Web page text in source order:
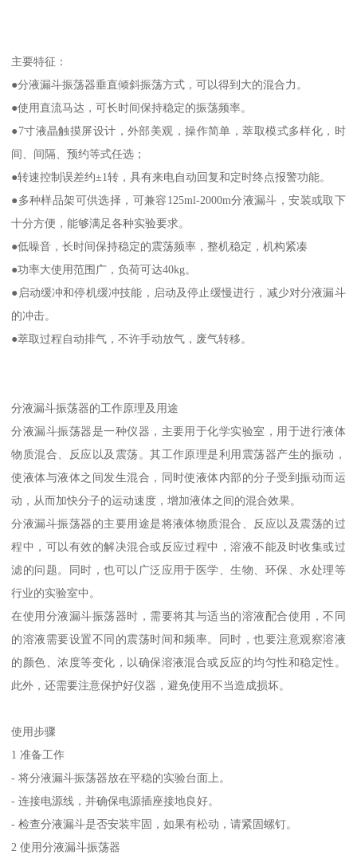
主要特征：
●分液漏斗振荡器垂直倾斜振荡方式，可以得到大的混合力。
●使用直流马达，可长时间保持稳定的振荡频率。
●7寸液晶触摸屏设计，外部美观，操作简单，萃取模式多样化，时
间、间隔、预约等式任选；
●转速控制误差约±1转，具有来电自动回复和定时终点报警功能。
●多种样品架可供选择，可兼容125ml-2000m分液漏斗，安装或取下
十分方便，能够满足各种实验要求。
●低噪音，长时间保持稳定的震荡频率，整机稳定，机构紧凑
●功率大使用范围广，负荷可达40kg。
●启动缓冲和停机缓冲技能，启动及停止缓慢进行，减少对分液漏斗
的冲击。
●萃取过程自动排气，不许手动放气，废气转移。
分液漏斗振荡器的工作原理及用途
分液漏斗振荡器是一种仪器，主要用于化学实验室，用于进行液体
物质混合、反应以及震荡。其工作原理是利用震荡器产生的振动，
使液体与液体之间发生混合，同时使液体内部的分子受到振动而运
动，从而加快分子的运动速度，增加液体之间的混合效果。
分液漏斗振荡器的主要用途是将液体物质混合、反应以及震荡的过
程中，可以有效的解决混合或反应过程中，溶液不能及时收集或过
滤的问题。同时，也可以广泛应用于医学、生物、环保、水处理等
行业的实验室中。
在使用分液漏斗振荡器时，需要将其与适当的溶液配合使用，不同
的溶液需要设置不同的震荡时间和频率。同时，也要注意观察溶液
的颜色、浓度等变化，以确保溶液混合或反应的均匀性和稳定性。
此外，还需要注意保护好仪器，避免使用不当造成损坏。
使用步骤
1 准备工作
- 将分液漏斗振荡器放在平稳的实验台面上。
- 连接电源线，并确保电源插座接地良好。
- 检查分液漏斗是否安装牢固，如果有松动，请紧固螺钉。
2 使用分液漏斗振荡器